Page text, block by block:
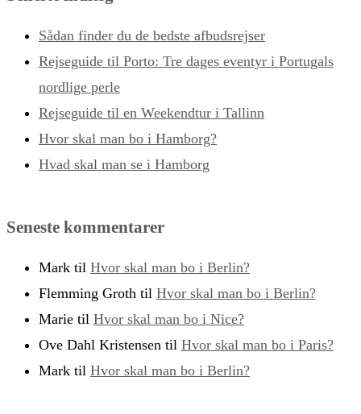
Sådan finder du de bedste afbudsrejser
Rejseguide til Porto: Tre dages eventyr i Portugals
nordlige perle
Rejseguide til en Weekendtur i Tallinn
Hvor skal man bo i Hamborg?
Hvad skal man se i Hamborg
Seneste kommentarer
Mark til Hvor skal man bo i Berlin?
Flemming Groth til Hvor skal man bo i Berlin?
Marie til Hvor skal man bo i Nice?
Ove Dahl Kristensen til Hvor skal man bo i Paris?
Mark til Hvor skal man bo i Berlin?